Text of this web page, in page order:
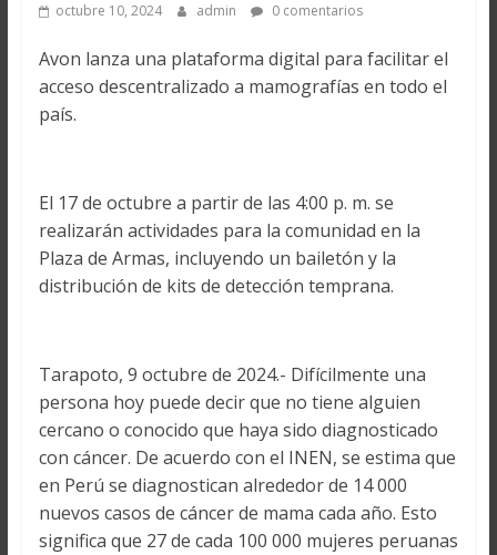
octubre 10, 2024 admin 0 comentarios
Avon lanza una plataforma digital para facilitar el
acceso descentralizado a mamografías en todo el
país.
El 17 de octubre a partir de las 4:00 p. m. se
realizarán actividades para la comunidad en la
Plaza de Armas, incluyendo un bailetón y la
distribución de kits de detección temprana.
Tarapoto, 9 octubre de 2024.- Difícilmente una
persona hoy puede decir que no tiene alguien
cercano o conocido que haya sido diagnosticado
con cáncer. De acuerdo con el INEN, se estima que
en Perú se diagnostican alrededor de 14 000
nuevos casos de cáncer de mama cada año. Esto
significa que 27 de cada 100 000 mujeres peruanas